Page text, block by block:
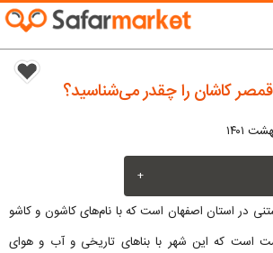
کاشان را چقدر می‌شناسید؟
+
در استان اصفهان است که با نام‌های کاشون و کاشو
است که این شهر با بناهای تاریخی و آب و هوای